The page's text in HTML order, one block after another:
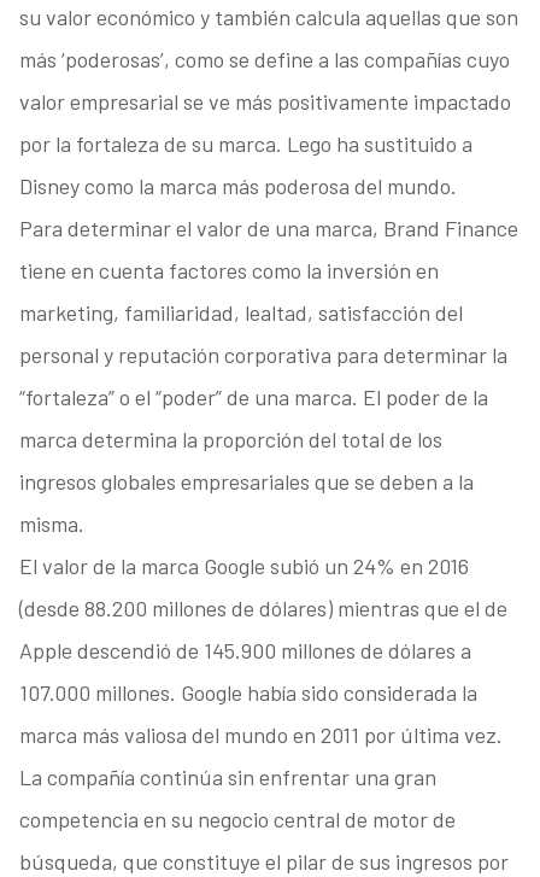
su valor económico y también calcula aquellas que son
más ‘poderosas’, como se define a las compañías cuyo
valor empresarial se ve más positivamente impactado
por la fortaleza de su marca. Lego ha sustituido a
Disney como la marca más poderosa del mundo.
Para determinar el valor de una marca, Brand Finance
tiene en cuenta factores como la inversión en
marketing, familiaridad, lealtad, satisfacción del
personal y reputación corporativa para determinar la
“fortaleza” o el “poder” de una marca. El poder de la
marca determina la proporción del total de los
ingresos globales empresariales que se deben a la
misma.
El valor de la marca Google subió un 24% en 2016
(desde 88.200 millones de dólares) mientras que el de
Apple descendió de 145.900 millones de dólares a
107.000 millones. Google había sido considerada la
marca más valiosa del mundo en 2011 por última vez.
La compañía continúa sin enfrentar una gran
competencia en su negocio central de motor de
búsqueda, que constituye el pilar de sus ingresos por